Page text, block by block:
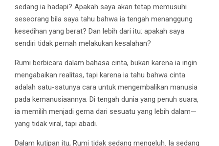
sedang ia hadapi? Apakah saya akan tetap memusuhi
seseorang bila saya tahu bahwa ia tengah menanggung
kesedihan yang berat? Dan lebih dari itu: apakah saya
sendiri tidak pernah melakukan kesalahan?
Rumi berbicara dalam bahasa cinta, bukan karena ia ingin
mengabaikan realitas, tapi karena ia tahu bahwa cinta
adalah satu-satunya cara untuk mengembalikan manusia
pada kemanusiaannya. Di tengah dunia yang penuh suara,
ia memilih menjadi gema dari sesuatu yang lebih dalam—
yang tidak viral, tapi abadi.
Dalam kutipan itu, Rumi tidak sedang mengeluh. Ia sedang